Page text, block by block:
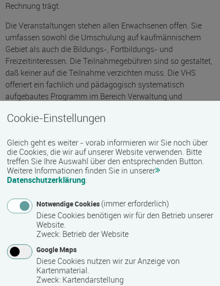
Rechnung trägt.
Die Veranstaltungen stehen allen Erwachsenen offen. Sie
umfassen sowohl die Umschulung auf kaufmännischem
Gebiet als auch die Bildungs-, Fortbildungs- und
Freizeitinteressen. Die Teilnahmegebühren sind so gestaltet,
daß keiner auf die Teilnahme verzichten muss. Die VHS
offeriert ein fachlich und pädagogisch systematisch
aufgebautes Programm im Bereich Verwaltung und
Ausdifferenziert nach speziellen Fertigkeiten geht es in den
Kursen zur Bürowirtschaft, Schreibtechnik, kaufmännischen
Anwendung, Textverarbeitung, Tabellenkalkulation,
Finanzbuchhaltung oder Datenbankverwaltung um
ausdrücklich anwendungsbezogenes Wissen, das direkt
berufsbezogen ist.
Weitere Kurse werden angeboten im Bereich:
Fremdsprachen; Kurse für Anfänger und Fortgeschrittene
Gesellschaft und Politik
Rhetorik
kreative Beschäftigung
Gesundheitsbildung
Cookie-Einstellungen
Gleich geht es weiter - vorab informieren wir Sie noch über
die Cookies, die wir auf unserer Website verwenden. Bitte
treffen Sie Ihre Auswahl über den entsprechenden Button.
Weitere Informationen finden Sie in unserer
Datenschutzerklärung.
Notwendige Cookies (immer erforderlich)
Diese Cookies benötigen wir für den Betrieb unserer
Website.
Zweck: Betrieb der Website
Google Maps
Diese Cookies nutzen wir zur Anzeige von
Kartenmaterial.
Zweck: Kartendarstellung